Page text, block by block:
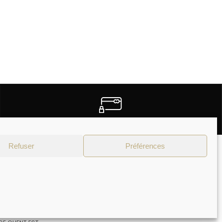
Refuser Préférences
Moyens de paiement